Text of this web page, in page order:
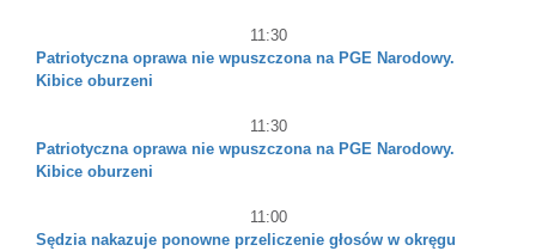
11:30
Patriotyczna oprawa nie wpuszczona na PGE Narodowy.
Kibice oburzeni
11:30
Patriotyczna oprawa nie wpuszczona na PGE Narodowy.
Kibice oburzeni
11:00
Sędzia nakazuje ponowne przeliczenie głosów w okręgu